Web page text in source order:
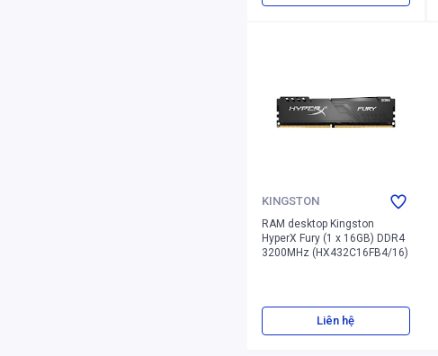
KINGSTON
RAM desktop Kingston
HyperX Fury (1 x 16GB) DDR4
3200MHz (HX432C16FB4/16)
Liên hệ